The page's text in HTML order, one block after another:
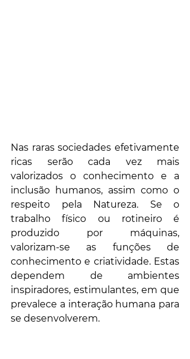
Nas raras sociedades efetivamente
ricas serão cada vez mais
valorizados o conhecimento e a
inclusão humanos, assim como o
respeito pela Natureza. Se o
trabalho físico ou rotineiro é
produzido por máquinas,
valorizam-se as funções de
conhecimento e criatividade. Estas
dependem de ambientes
inspiradores, estimulantes, em que
prevalece a interação humana para
se desenvolverem.